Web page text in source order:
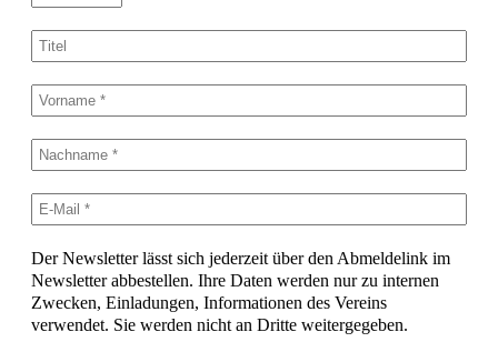
Der Newsletter lässt sich jederzeit über den Abmeldelink im
Newsletter abbestellen. Ihre Daten werden nur zu internen
Zwecken, Einladungen, Informationen des Vereins
verwendet. Sie werden nicht an Dritte weitergegeben.